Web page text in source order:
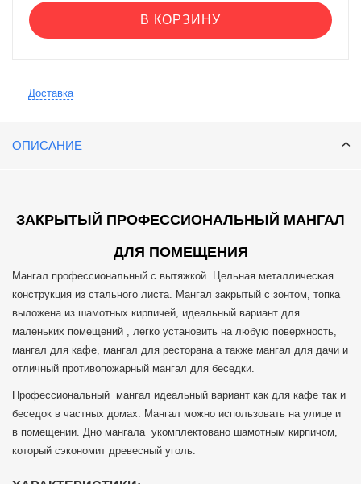
В КОРЗИНУ
Доставка
ОПИСАНИЕ
ЗАКРЫТЫЙ ПРОФЕССИОНАЛЬНЫЙ МАНГАЛ
ДЛЯ ПОМЕЩЕНИЯ
Мангал профессиональный с вытяжкой. Цельная металлическая
конструкция из стального листа. Мангал закрытый с зонтом, топка
выложена из шамотных кирпичей, идеальный вариант для
маленьких помещений , легко установить на любую поверхность,
мангал для кафе, мангал для ресторана а также мангал для дачи и
отличный противопожарный мангал для беседки.
Профессиональный мангал идеальный вариант как для кафе так и
беседок в частных домах. Мангал можно использовать на улице и
в помещении. Дно мангала укомплектовано шамотным кирпичом,
который сэкономит древесный уголь.